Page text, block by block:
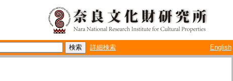
詳細検索 English